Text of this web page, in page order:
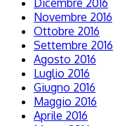
Dicembre 2016
Novembre 2016
Ottobre 2016
Settembre 2016
Agosto 2016
Luglio 2016
Giugno 2016
Maggio 2016
Aprile 2016